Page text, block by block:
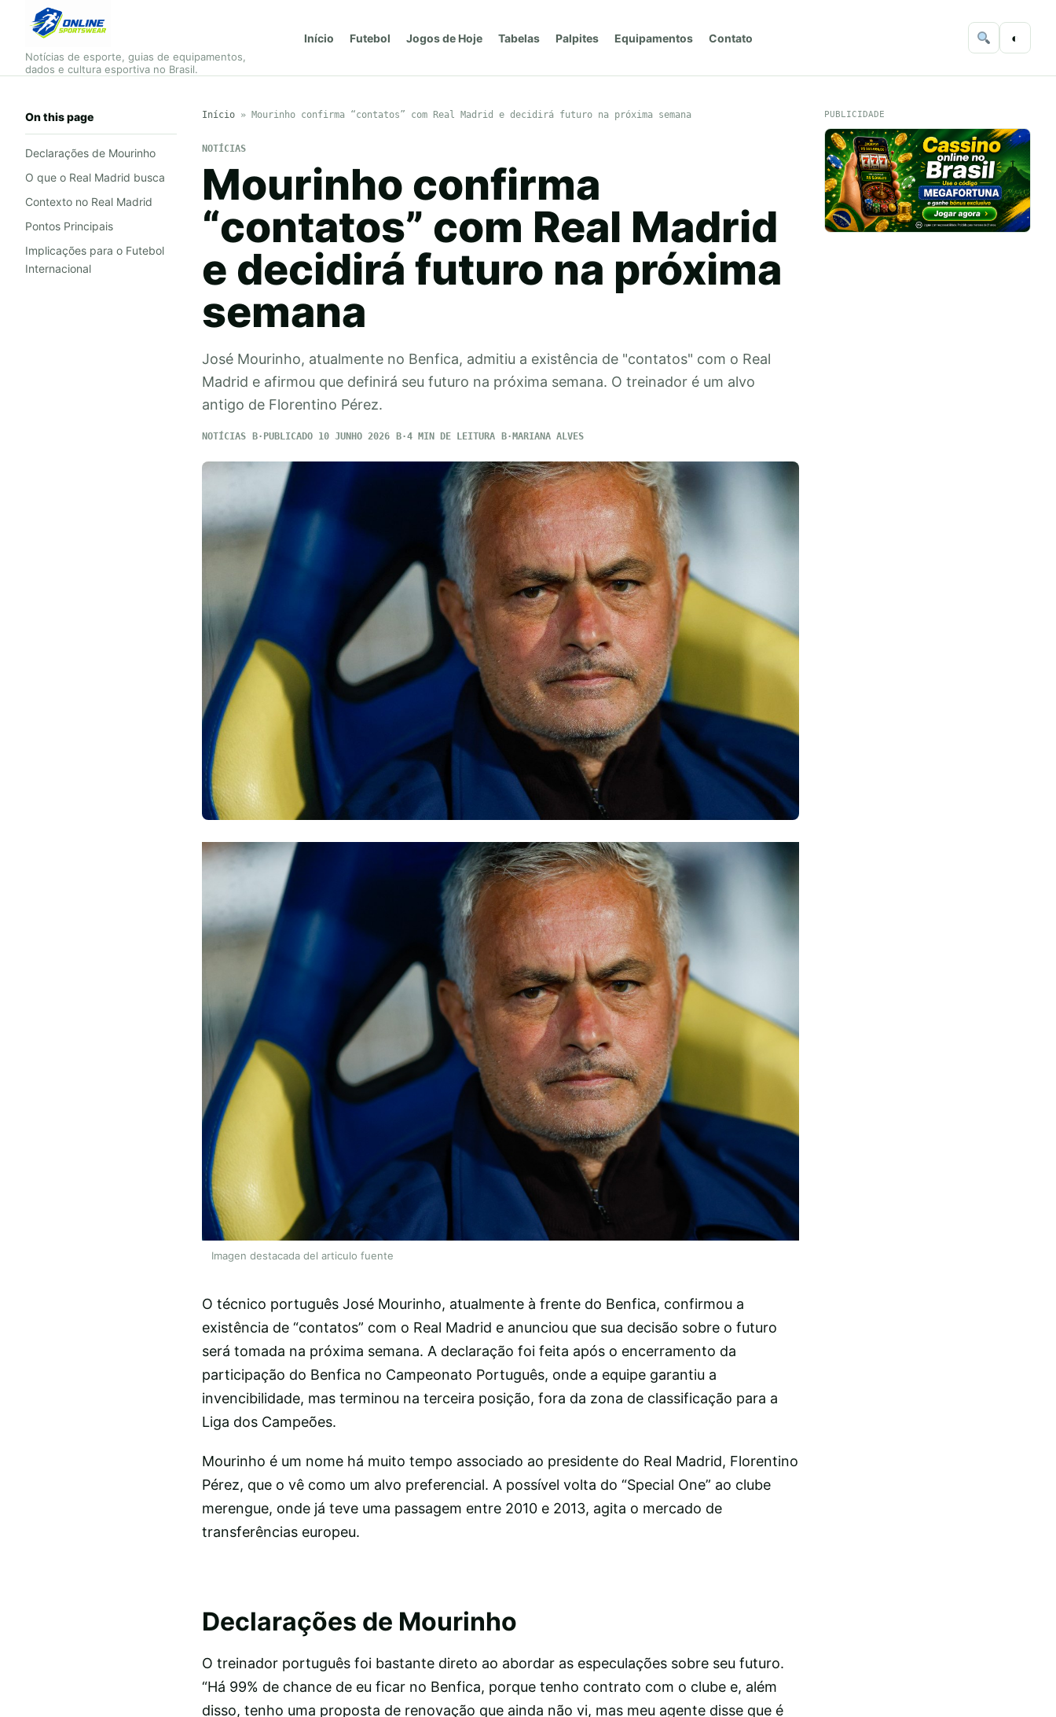
Notícias de esporte, guias de equipamentos,
dados e cultura esportiva no Brasil.
Início Futebol Jogos de Hoje Tabelas Palpites Equipamentos Contato ◐
On this page
Declarações de Mourinho
O que o Real Madrid busca
Contexto no Real Madrid
Pontos Principais
Implicações para o Futebol
Internacional
Início» Mourinho confirma “contatos” com Real Madrid e decidirá futuro na próxima semana
NOTÍCIAS
Mourinho confirma
“contatos” com Real Madrid
e decidirá futuro na próxima
semana
José Mourinho, atualmente no Benfica, admitiu a existência de "contatos" com o Real
Madrid e afirmou que definirá seu futuro na próxima semana. O treinador é um alvo
antigo de Florentino Pérez.
NOTÍCIAS PUBLICADO 10 JUNHO 2026 4 MIN DE LEITURA MARIANA ALVES
Imagen destacada del articulo fuente
O técnico português José Mourinho, atualmente à frente do Benfica, confirmou a
existência de “contatos” com o Real Madrid e anunciou que sua decisão sobre o futuro
será tomada na próxima semana. A declaração foi feita após o encerramento da
participação do Benfica no Campeonato Português, onde a equipe garantiu a
invencibilidade, mas terminou na terceira posição, fora da zona de classificação para a
Liga dos Campeões.
Mourinho é um nome há muito tempo associado ao presidente do Real Madrid, Florentino
Pérez, que o vê como um alvo preferencial. A possível volta do “Special One” ao clube
merengue, onde já teve uma passagem entre 2010 e 2013, agita o mercado de
transferências europeu.
Declarações de Mourinho
O treinador português foi bastante direto ao abordar as especulações sobre seu futuro.
“Há 99% de chance de eu ficar no Benfica, porque tenho contrato com o clube e, além
disso, tenho uma proposta de renovação que ainda não vi, mas meu agente disse que é
PUBLICIDADE